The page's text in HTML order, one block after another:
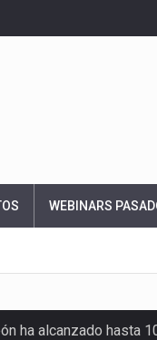
WEBINARS
ha alcanzado hasta